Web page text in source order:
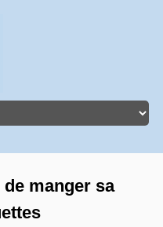
manger sa